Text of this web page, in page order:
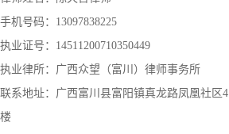
手机号码：13097838225
执业证号：14511200710350449
执业律所：广西众望（富川）律师事务所
联系地址：广西富川县富阳镇真龙路凤凰社区4
楼